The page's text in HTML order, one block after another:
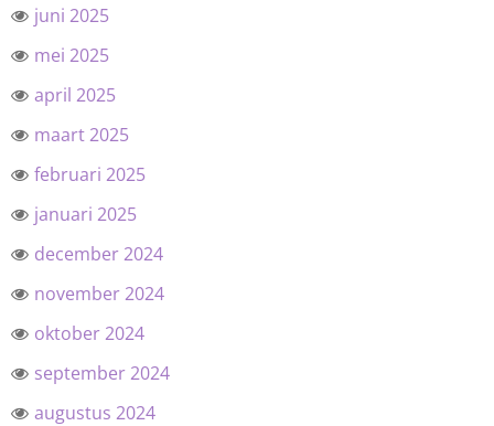
juni 2025
mei 2025
april 2025
maart 2025
februari 2025
januari 2025
december 2024
november 2024
oktober 2024
september 2024
augustus 2024